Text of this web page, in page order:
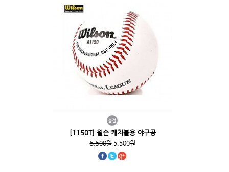
[1150T] 윌슨 캐치볼용 야구공
5,500원5,500원